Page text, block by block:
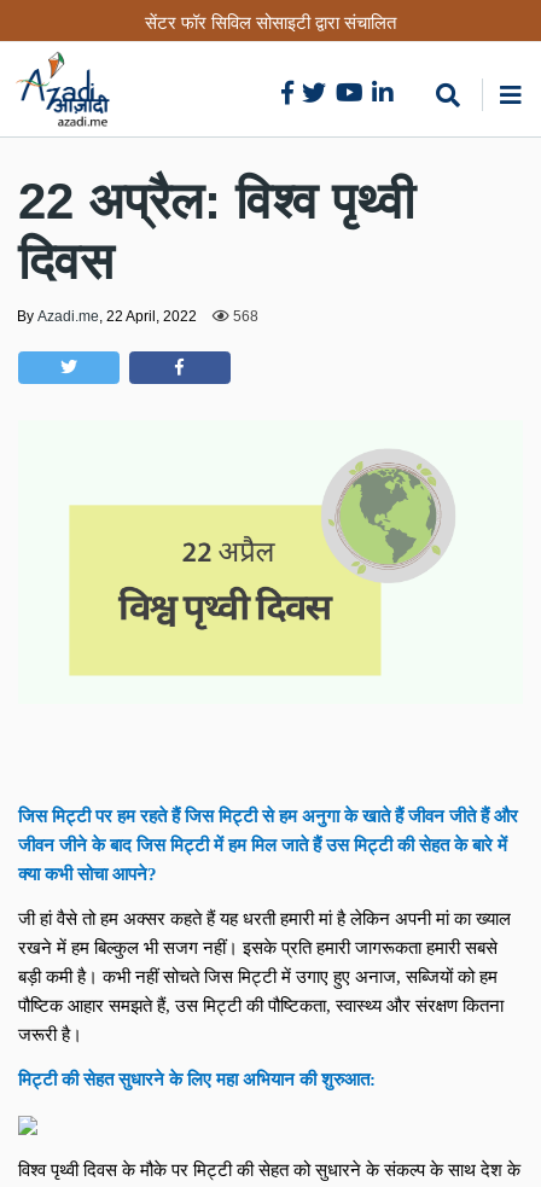
to
content
सेंटर फॉर सिविल सोसाइटी द्वारा संचालित
22 अप्रैल: विश्व पृथ्वी
दिवस
By Azadi.me, 22 April, 2022 568
जिस मिट्टी पर हम रहते हैं जिस मिट्टी से हम अनुगा के खाते हैं जीवन जीते हैं और
जीवन जीने के बाद जिस मिट्टी में हम मिल जाते हैं उस मिट्टी की सेहत के बारे में
क्या कभी सोचा आपने?
जी हां वैसे तो हम अक्सर कहते हैं यह धरती हमारी मां है लेकिन अपनी मां का ख्याल
रखने में हम बिल्कुल भी सजग नहीं। इसके प्रति हमारी जागरूकता हमारी सबसे
बड़ी कमी है। कभी नहीं सोचते जिस मिट्टी में उगाए हुए अनाज, सब्जियों को हम
पौष्टिक आहार समझते हैं, उस मिट्टी की पौष्टिकता, स्वास्थ्य और संरक्षण कितना
जरूरी है।
मिट्टी की सेहत सुधारने के लिए महा अभियान की शुरुआत:
विश्व पृथ्वी दिवस के मौके पर मिट्टी की सेहत को सुधारने के संकल्प के साथ देश के